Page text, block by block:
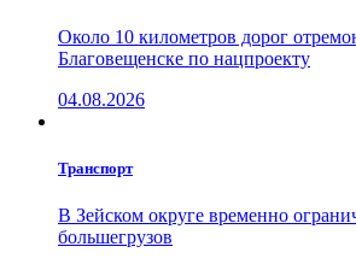
Около 10 километров дорог
Благовещенске по нацпроекту
04.08.2026
Транспорт
В Зейском округе временно
большегрузов